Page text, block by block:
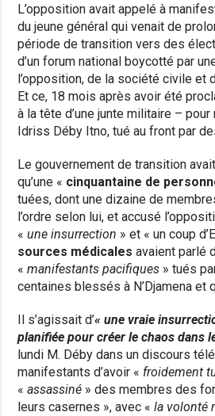
L’opposition avait appelé à
du jeune général qui venait de
période de transition vers des
d’un forum national boycotté par
l’opposition, de la société civile et
Et ce, 18 mois après avoir été
à la tête d’une junte militaire –
Idriss Déby Itno, tué au front par
Le gouvernement de transition
qu’une « cinquantaine de
tuées, dont une dizaine de
l’ordre selon lui, et accusé
«une insurrection » et « un coup
sources médicales avaient parlé
«manifestants pacifiques » tués
centaines blessés à N’Djamena et
Il s’agissait d’« une vraie
planifiée pour créer le chaos dans
lundi M. Déby dans un discours
manifestants d’avoir « froidement
«assassiné » des membres des
leurs casernes », avec «la volonté